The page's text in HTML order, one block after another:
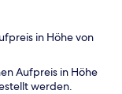
in Höhe von
Aufpreis in Höhe
werden.